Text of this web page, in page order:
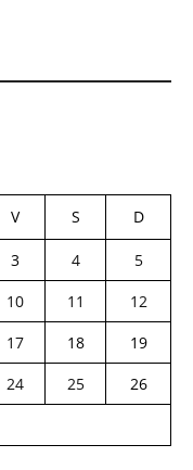
V S D
3 4
5
10 11
12
17 18
19
24 25
26